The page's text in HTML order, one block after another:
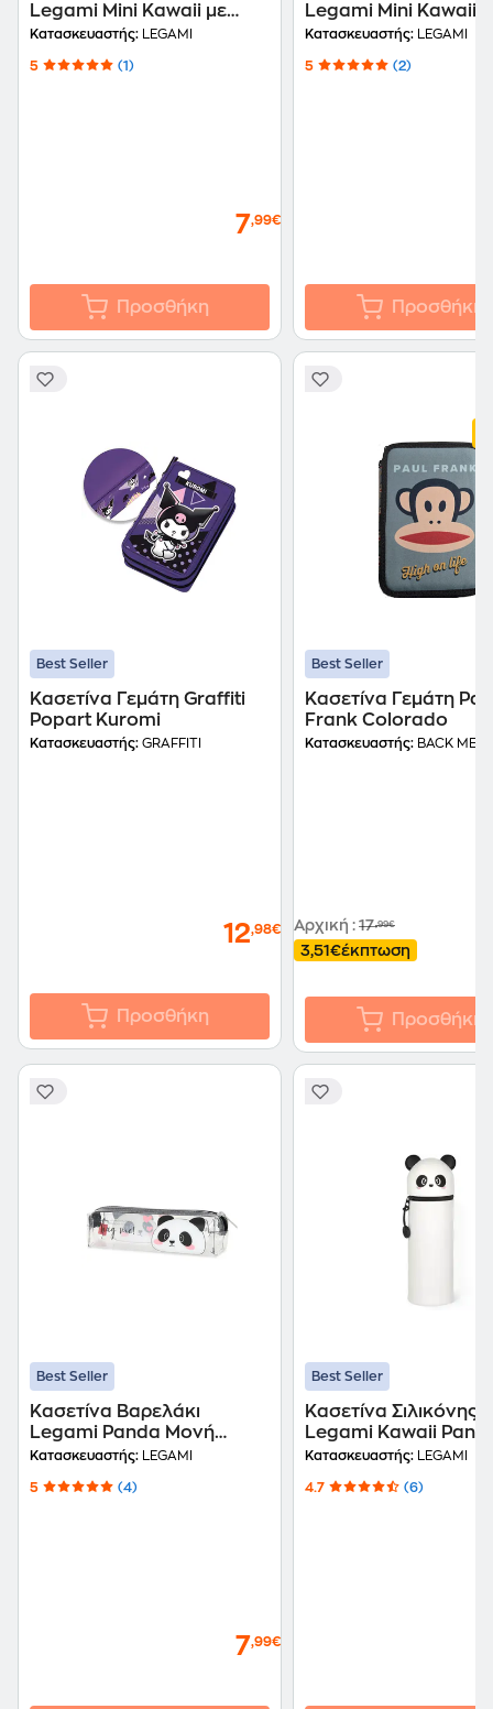
Legami Mini Kawaii με
Μπρελόκ Kitty
Κατασκευαστής: LEGAMI
5 (1)
7,99€
Προσθήκη
Legami Mini Kawaii
Μπρελόκ Teddy Bear
Κατασκευαστής: LEGAMI
5 (2)
Προσθήκη
Best Seller
Κασετίνα Γεμάτη Graffiti
Popart Kuromi
Κατασκευαστής: GRAFFITI
12,98€
Προσθήκη
Best Seller
Κασετίνα Γεμάτη
Frank Colorado
Κατασκευαστής: BACK ME
Αρχική : 17,99€
3,51€έκπτωση
Προσθήκη
Best Seller
Κασετίνα Βαρελάκι
Legami Panda Μονή
Διάφανο
Κατασκευαστής: LEGAMI
5 (4)
7,99€
Best Seller
Κασετίνα Σιλικόνης
Legami Kawaii
Κατασκευαστής: LEGAMI
4.7 (6)